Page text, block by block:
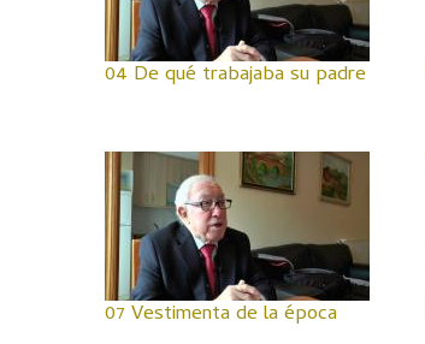
04 De qué trabajaba su padre
07 Vestimenta de la época